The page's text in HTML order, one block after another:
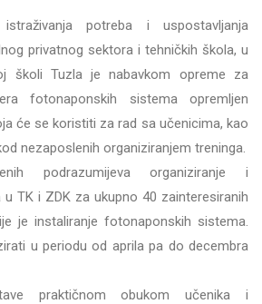
potreba i uspostavljanja
privatnog sektora i tehničkih škola, u
školi Tuzla je nabavkom opreme za
fotonaponskih sistema opremljen
će se koristiti za rad sa učenicima, kao
nezaposlenih organiziranjem treninga.
podrazumijeva organiziranje i
TK i ZDK za ukupno 40 zainteresiranih
je instaliranje fotonaponskih sistema.
u periodu od aprila pa do decembra
praktičnom obukom učenika i